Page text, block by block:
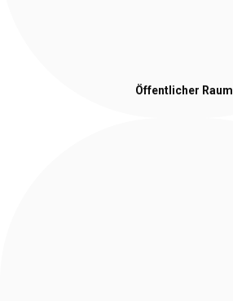
Öffentlicher Raum